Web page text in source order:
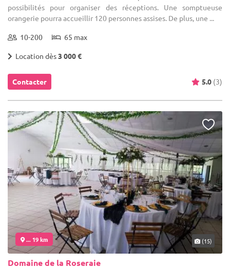
possibilités pour organiser des réceptions. Une somptueuse
orangerie pourra accueillir 120 personnes assises. De plus, une ...
10-200 65 max
Location dès3 000 €
Contacter 5.0 (3)
... 19 km (15)
Domaine de la Roseraie